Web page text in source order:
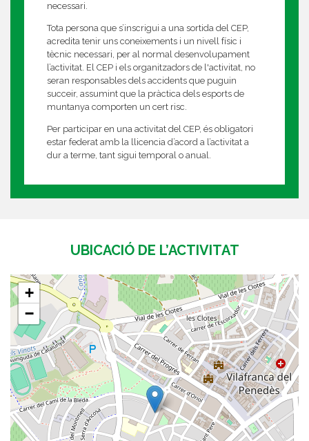
necessari.
Tota persona que s’inscrigui a una sortida del CEP,
acredita tenir uns coneixements i un nivell físic i
tècnic necessari, per al normal desenvolupament
l’activitat. El CEP i els organitzadors de l'activitat, no
seran responsables dels accidents que puguin
succeir, assumint que la pràctica dels esports de
muntanya comporten un cert risc.
Per participar en una activitat del CEP, és obligatori
estar federat amb la llicencia d’acord a l’activitat a
dur a terme, tant sigui temporal o anual.
UBICACIÓ DE L’ACTIVITAT
+
−